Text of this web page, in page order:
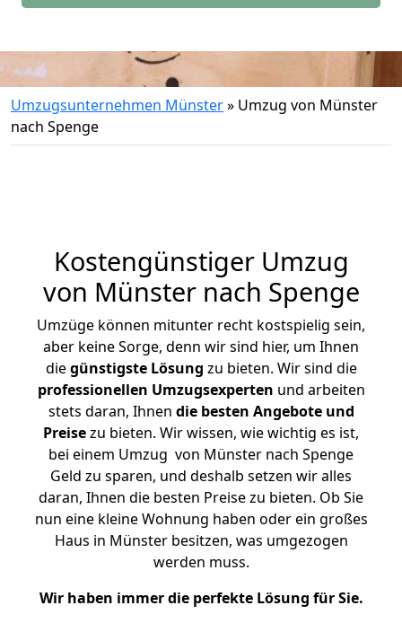
Umzugsunternehmen Münster» Umzug von Münster
nach Spenge
Kostengünstiger Umzug
von Münster nach Spenge
Umzüge können mitunter recht kostspielig sein,
aber keine Sorge, denn wir sind hier, um Ihnen
diegünstigste Lösung zu bieten. Wir sind die
professionellen Umzugsexperten und arbeiten
stets daran, Ihnen die besten Angebote und
Preisezu bieten. Wir wissen, wie wichtig es ist,
bei einem Umzug von Münster nach Spenge
Geld zu sparen, und deshalb setzen wir alles
daran, Ihnen die besten Preise zu bieten. Ob Sie
nun eine kleine Wohnung haben oder ein großes
Haus in Münster besitzen, was umgezogen
werden muss.
Wir haben immer die perfekte Lösung für Sie.